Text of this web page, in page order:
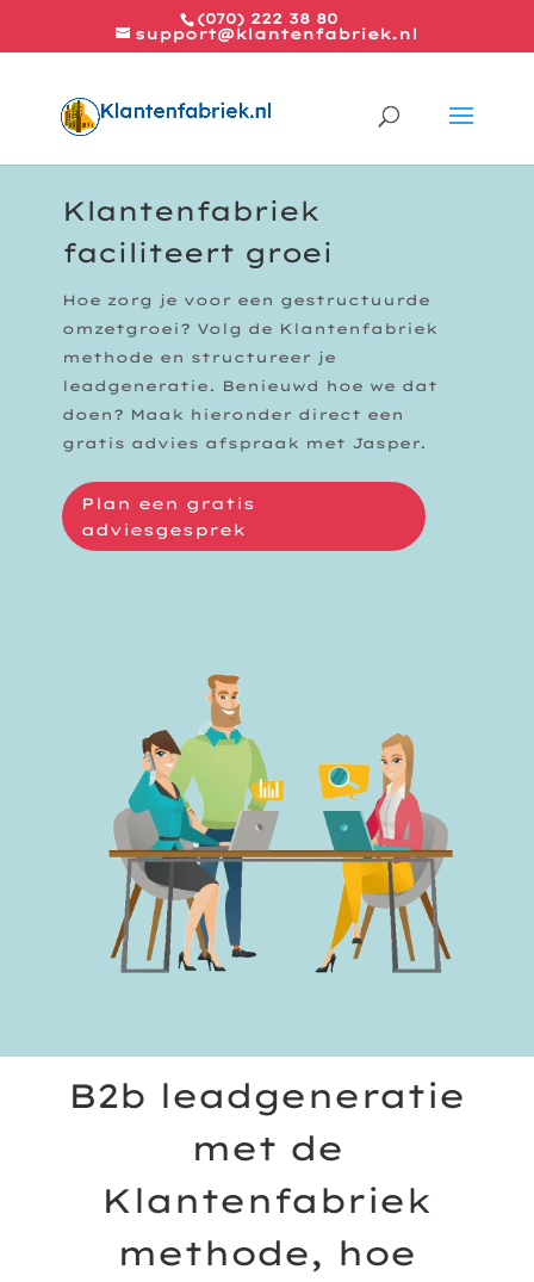
(070) 222 38 80
support@klantenfabriek.nl
Klantenfabriek
faciliteert groei
Hoe zorg je voor een gestructuurde
omzetgroei? Volg de Klantenfabriek
methode en structureer je
leadgeneratie. Benieuwd hoe we dat
doen? Maak hieronder direct een
gratis advies afspraak met Jasper.
Plan een gratis
adviesgesprek
B2b leadgeneratie
met de
Klantenfabriek
methode, hoe